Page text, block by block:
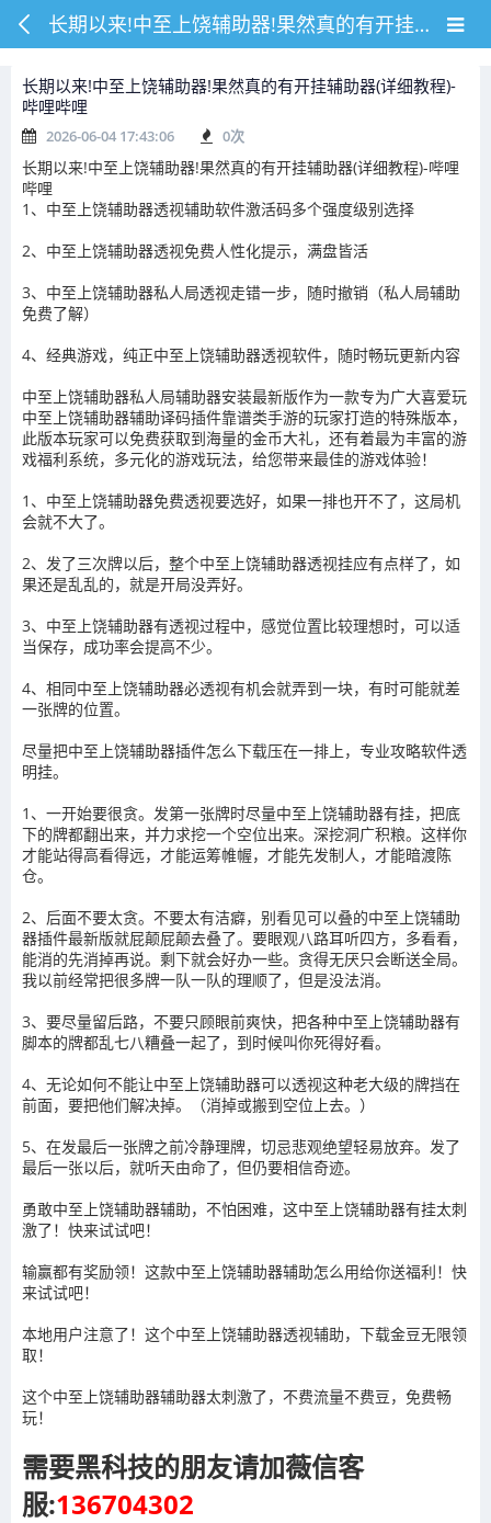
长期以来!中至上饶辅助器!果然真的有开挂辅助器(详细教程)-哔哩哔哩
长期以来!中至上饶辅助器!果然真的有开挂辅助器(详细教程)-
哔哩哔哩
2026-06-04 17:43:06 0次
长期以来!中至上饶辅助器!果然真的有开挂辅助器(详细教程)-哔哩
哔哩
1、中至上饶辅助器透视辅助软件激活码多个强度级别选择
2、中至上饶辅助器透视免费人性化提示，满盘皆活
3、中至上饶辅助器私人局透视走错一步，随时撤销（私人局辅助
免费了解）
4、经典游戏，纯正中至上饶辅助器透视软件，随时畅玩更新内容
中至上饶辅助器私人局辅助器安装最新版作为一款专为广大喜爱玩
中至上饶辅助器辅助译码插件靠谱类手游的玩家打造的特殊版本，
此版本玩家可以免费获取到海量的金币大礼，还有着最为丰富的游
戏福利系统，多元化的游戏玩法，给您带来最佳的游戏体验！
1、中至上饶辅助器免费透视要选好，如果一排也开不了，这局机
会就不大了。
2、发了三次牌以后，整个中至上饶辅助器透视挂应有点样了，如
果还是乱乱的，就是开局没弄好。
3、中至上饶辅助器有透视过程中，感觉位置比较理想时，可以适
当保存，成功率会提高不少。
4、相同中至上饶辅助器必透视有机会就弄到一块，有时可能就差
一张牌的位置。
尽量把中至上饶辅助器插件怎么下载压在一排上，专业攻略软件透
明挂。
1、一开始要很贪。发第一张牌时尽量中至上饶辅助器有挂，把底
下的牌都翻出来，并力求挖一个空位出来。深挖洞广积粮。这样你
才能站得高看得远，才能运筹帷幄，才能先发制人，才能暗渡陈
仓。
2、后面不要太贪。不要太有洁癖，别看见可以叠的中至上饶辅助
器插件最新版就屁颠屁颠去叠了。要眼观八路耳听四方，多看看，
能消的先消掉再说。剩下就会好办一些。贪得无厌只会断送全局。
我以前经常把很多牌一队一队的理顺了，但是没法消。
3、要尽量留后路，不要只顾眼前爽快，把各种中至上饶辅助器有
脚本的牌都乱七八糟叠一起了，到时候叫你死得好看。
4、无论如何不能让中至上饶辅助器可以透视这种老大级的牌挡在
前面，要把他们解决掉。（消掉或搬到空位上去。）
5、在发最后一张牌之前冷静理牌，切忌悲观绝望轻易放弃。发了
最后一张以后，就听天由命了，但仍要相信奇迹。
勇敢中至上饶辅助器辅助，不怕困难，这中至上饶辅助器有挂太刺
激了！快来试试吧！
输赢都有奖励领！这款中至上饶辅助器辅助怎么用给你送福利！快
来试试吧！
本地用户注意了！这个中至上饶辅助器透视辅助，下载金豆无限领
取！
这个中至上饶辅助器辅助器太刺激了，不费流量不费豆，免费畅
玩！
需要黑科技的朋友请加薇信客
服:136704302